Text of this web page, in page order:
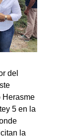
del
Herasme
5 en la
la